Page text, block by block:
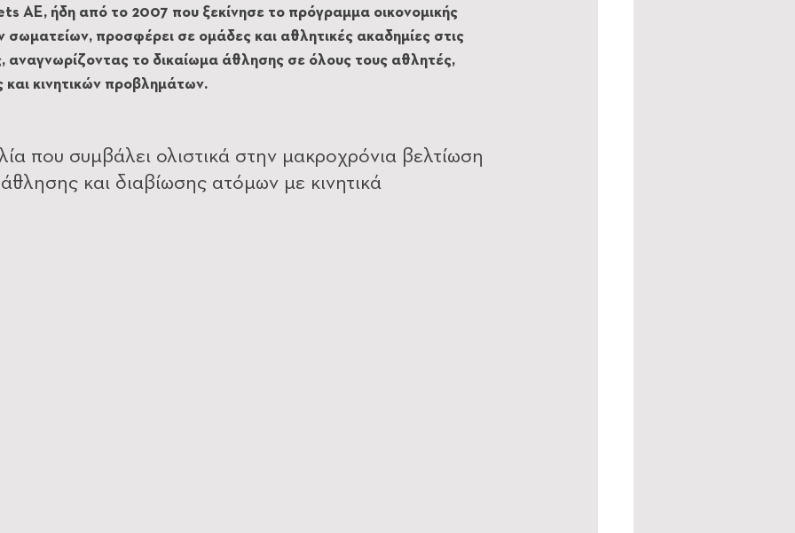
ΑΕ, ήδη από το 2007 που ξεκίνησε το πρόγραμμα οικονομικής
σωματείων, προσφέρει σε ομάδες και αθλητικές ακαδημίες στις
αναγνωρίζοντας το δικαίωμα άθλησης σε όλους τους αθλητές,
και κινητικών προβλημάτων.
που συμβάλει ολιστικά στην μακροχρόνια βελτίωση
και διαβίωσης ατόμων με κινητικά